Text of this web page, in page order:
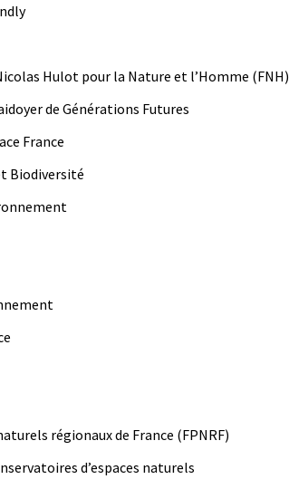
Hulot pour la Nature et l’Homme (FNH)
de Généra­tions Futures
France
Biodiversité
régionaux de France (FPNRF)
d’espaces naturels